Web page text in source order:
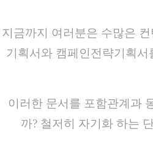
지금까지 여러분은 수많은
기획서와 캠페인전략기획
이러한 문서를 포함관계과
까? 철저히 자기화 하는